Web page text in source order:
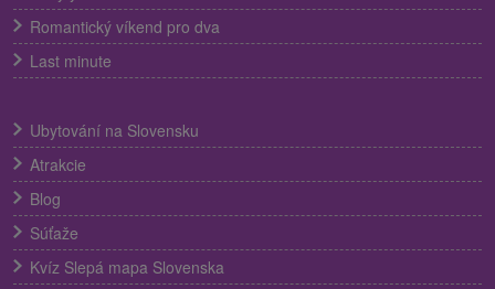
Romantický víkend pro dva
Last minute
Ubytování na Slovensku
Atrakcie
Blog
Súťaže
Kvíz Slepá mapa Slovenska